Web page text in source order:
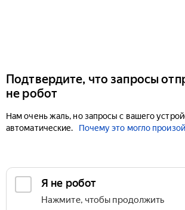
Подтвердите, что запросы
не робот
Нам очень жаль, но запросы с вашего
автоматические.
Почему это могло